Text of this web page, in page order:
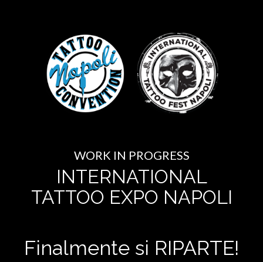
WORK IN PROGRESS
INTERNATIONAL
TATTOO EXPO NAPOLI
Finalmente si RIPARTE!